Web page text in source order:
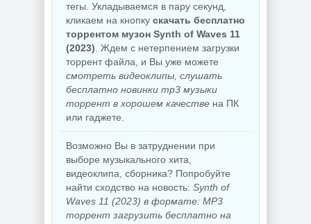
тегы. Укладываемся в пару секунд,
кликаем на кнопку скачать бесплатно
торрентом музон Synth of Waves 11
(2023) . Ждем с нетерпением загрузки
торрент файла, и Вы уже можете
смотреть видеоклипы, слушать
бесплатно новинки mp3 музыки
торрент в хорошем качестве на ПК
или гаджете.
Возможно Вы в затруднении при
выборе музыкального хита,
видеоклипа, сборника? Попробуйте
найти сходство на новость: Synth of
Waves 11 (2023) в формате: MP3
торрент загрузить бесплатно на